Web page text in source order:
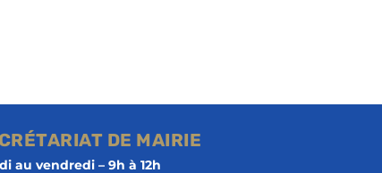
DE MAIRIE
au vendredi – 9h à 12h